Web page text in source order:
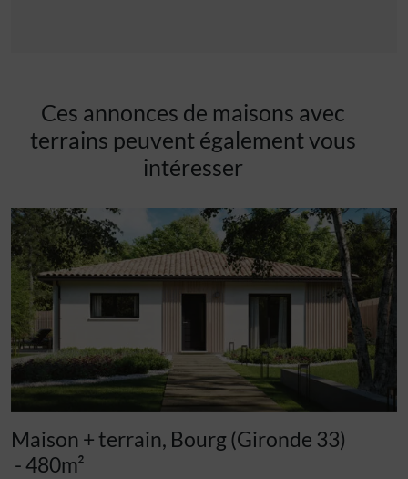
Ces annonces de maisons avec
terrains peuvent également vous
intéresser
Maison + terrain, Bourg (Gironde 33)
- 480m²